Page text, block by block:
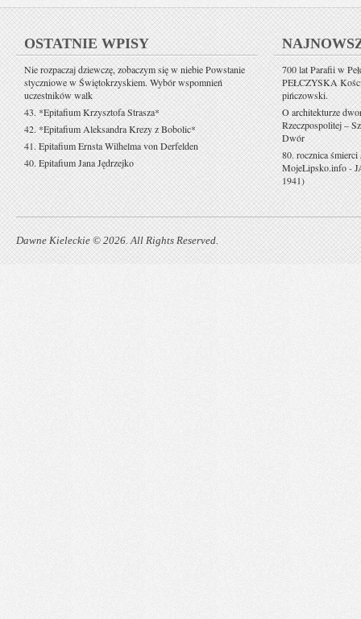
OSTATNIE WPISY
Nie rozpaczaj dziewczę, zobaczym się w niebie Powstanie
styczniowe w Świętokrzyskiem. Wybór wspomnień
uczestników walk
43. *Epitafium Krzysztofa Strasza*
42. *Epitafium Aleksandra Krezy z Bobolic*
41. Epitafium Ernsta Wilhelma von Derfelden
40. Epitafium Jana Jędrzejko
700 lat Parafii w
PEŁCZYSKA
pińczowski.
O architekturze
Rzeczpospolitej –
Dwór
80. rocznica
MojeLipsko.info-
1941)
Dawne Kieleckie © 2026. All Rights Reserved.